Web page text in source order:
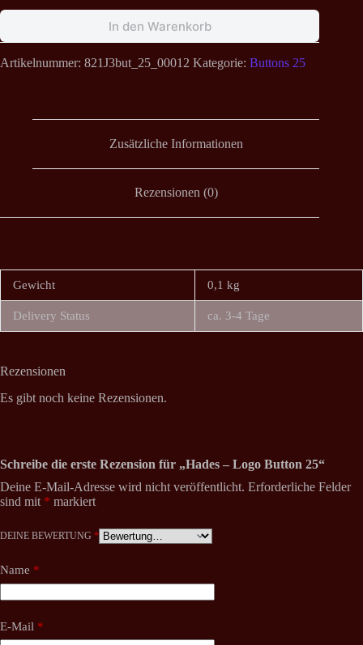
In den Warenkorb
Artikelnummer: 821J3but_25_00012 Kategorie: Buttons 25
Zusätzliche Informationen
Rezensionen (0)
Gewicht 0,1 kg
Delivery Status ca. 3-4 Tage
Rezensionen
Es gibt noch keine Rezensionen.
Schreibe die erste Rezension für „Hades – Logo Button 25“
Deine E-Mail-Adresse wird nicht veröffentlicht. Erforderliche Felder
sind mit * markiert
DEINE BEWERTUNG *
Name *
E-Mail *